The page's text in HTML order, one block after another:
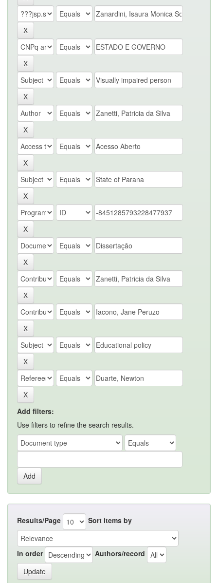
Add filters:
Use filters to refine the search results.
Results/Page Sort items by
In order Authors/record